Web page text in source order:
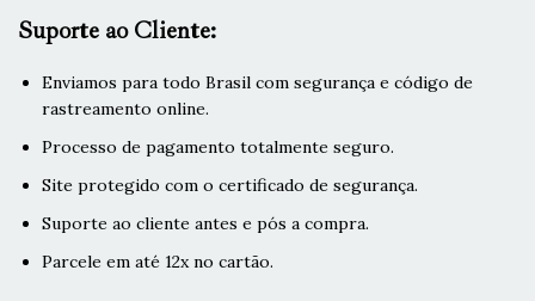
Suporte ao Cliente:
Enviamos para todo Brasil com segurança e código de
rastreamento online.
Processo de pagamento totalmente seguro.
Site protegido com o certificado de segurança.
Suporte ao cliente antes e pós a compra.
Parcele em até 12x no cartão.